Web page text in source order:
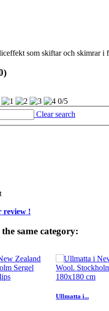
som skiftar och skimrar
0/5
Clear search
review !
same category:
Ullmatta i...